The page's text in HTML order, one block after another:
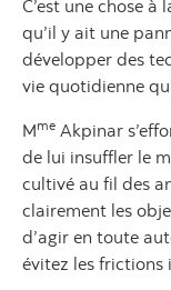
C’est une chose à
qu’il y ait une
développer des
vie quotidienne
Mme Akpinar
de lui insuffler le
cultivé au fil des
clairement les
d’agir en toute
évitez les frictions